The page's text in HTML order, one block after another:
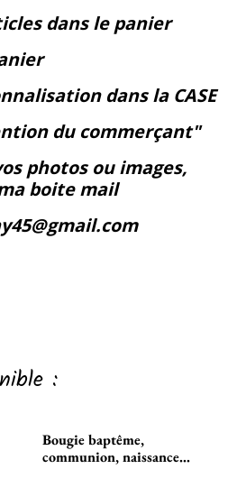
dans le panier
dans la CASE
du commerçant"
photos ou images,
boite mail
:
Bougie baptême,
communion, naissance